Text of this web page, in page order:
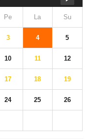
Pe La Su
3 4 5
10 11 12
17 18 19
24 25 26